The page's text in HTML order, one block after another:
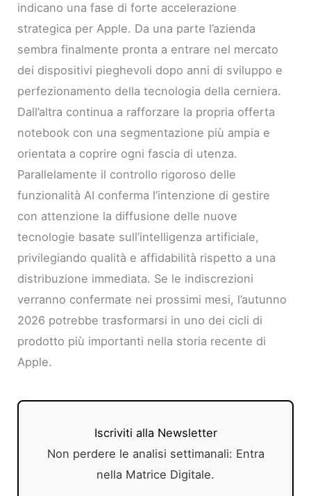
indicano una fase di forte accelerazione
strategica per Apple. Da una parte l’azienda
sembra finalmente pronta a entrare nel mercato
dei dispositivi pieghevoli dopo anni di sviluppo e
perfezionamento della tecnologia della cerniera.
Dall’altra continua a rafforzare la propria offerta
notebook con una segmentazione più ampia e
orientata a coprire ogni fascia di utenza.
Parallelamente il controllo rigoroso delle
funzionalità AI conferma l’intenzione di gestire
con attenzione la diffusione delle nuove
tecnologie basate sull’intelligenza artificiale,
privilegiando qualità e affidabilità rispetto a una
distribuzione immediata. Se le indiscrezioni
verranno confermate nei prossimi mesi, l’autunno
2026 potrebbe trasformarsi in uno dei cicli di
prodotto più importanti nella storia recente di
Apple.
Iscriviti alla Newsletter
Non perdere le analisi settimanali: Entra
nella Matrice Digitale.